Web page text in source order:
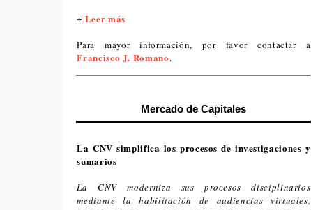
+ Leer más
Para mayor información, por favor contactar a
Francisco J. Romano.
Mercado de Capitales
La CNV simplifica los procesos de investigaciones y
sumarios
La CNV moderniza sus procesos disciplinarios
mediante la habilitación de audiencias virtuales,